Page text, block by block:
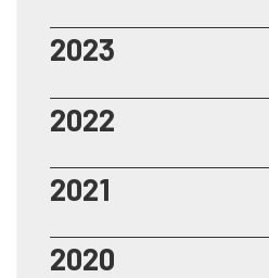
2023
2022
2021
2020